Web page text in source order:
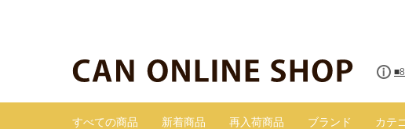
すべての商品 新着商品 再入荷商品 ブランド カテ